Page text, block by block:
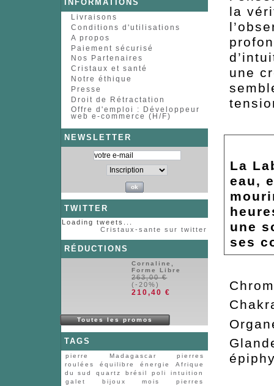
INFORMATIONS
Livraisons
Conditions d'utilisations
A propos
Paiement sécurisé
Nos Partenaires
Cristaux et santé
Notre éthique
Presse
Droit de Rétractation
Offre d'emploi : Développeur
web e-commerce (H/F)
NEWSLETTER
TWITTER
Loading tweets...
Cristaux-sante sur twitter
RÉDUCTIONS
Cornaline,
Forme Libre
263,00 €
(-20%)
210,40 €
Toutes les promos
TAGS
pierre Madagascar
pierres
roulées
équilibre énergie
Afrique
du sud
quartz brésil poli
intuition
galet
bijoux mois
pierres
la
une
La
eau,
une
ses